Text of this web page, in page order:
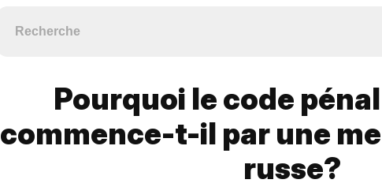
Pourquoi le code
commence-t-il par une
russe?